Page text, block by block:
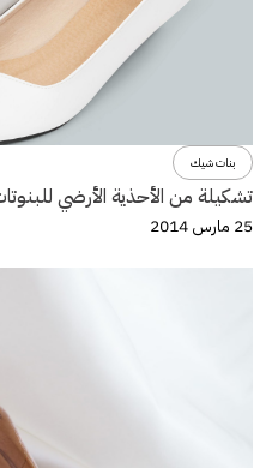
بنات شيك
تشكيلة من الأحذية الأرضي
25 مارس 2014